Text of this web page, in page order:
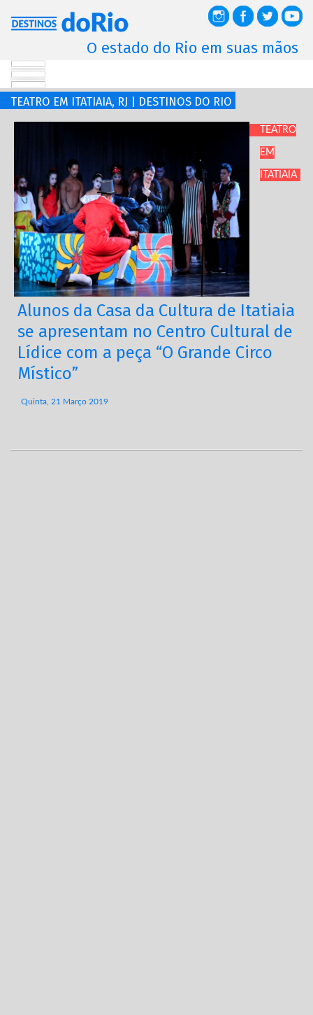
O estado do Rio em suas mãos
TEATRO EM ITATIAIA, RJ | DESTINOS DO RIO
TEATRO
EM
ITATIAIA
Alunos da Casa da Cultura de Itatiaia
se apresentam no Centro Cultural de
Lídice com a peça “O Grande Circo
Místico”
Quinta, 21 Março 2019